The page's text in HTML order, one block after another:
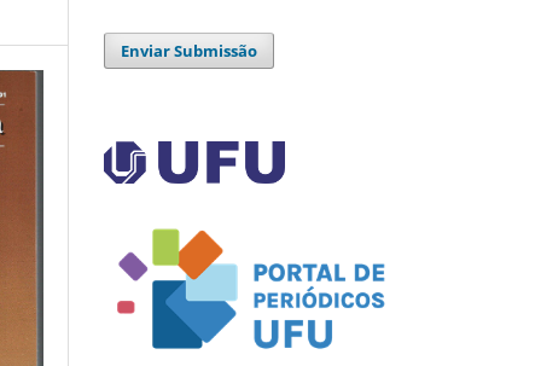
Enviar Submissão